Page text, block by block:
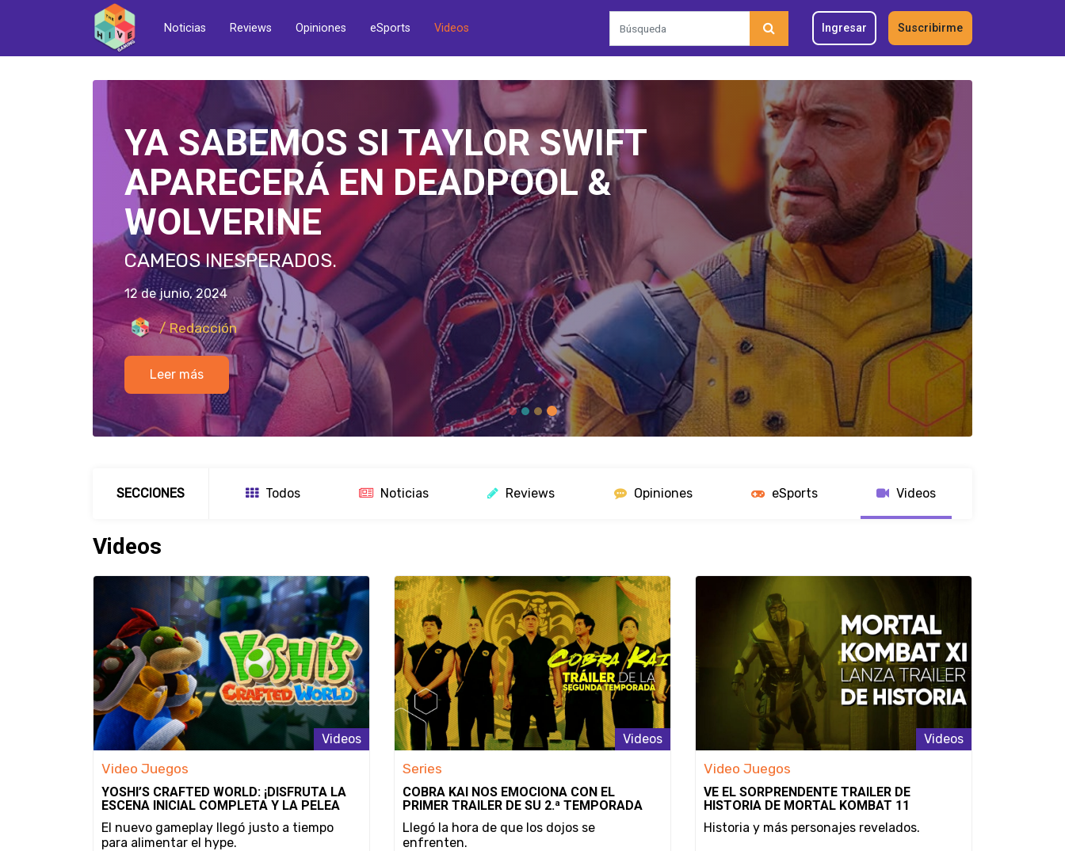
Noticias Reviews Opiniones eSports Videos Ingresar Suscribirme
LA NUEVA ODISEA GALÁCTICA DE
UBISOFT: STAR WARS OUTLAWS
EN MENOS DE 100 HORAS.
19 de junio, 2024
/ Redacción
Leer más
SECCIONES Todos Noticias Reviews Opiniones eSports Videos
Videos
Videos
Video Juegos
YOSHI’S CRAFTED WORLD: ¡DISFRUTA LA
ESCENA INICIAL COMPLETA Y LA PELEA
CONTRA BURT!
El nuevo gameplay llegó justo a tiempo
para alimentar el hype.
Videos
Series
COBRA KAI NOS EMOCIONA CON EL
PRIMER TRAILER DE SU 2.ª TEMPORADA
Llegó la hora de que los dojos se
enfrenten.
Videos
Video Juegos
VE EL SORPRENDENTE TRAILER DE
HISTORIA DE MORTAL KOMBAT 11
Historia y más personajes revelados.